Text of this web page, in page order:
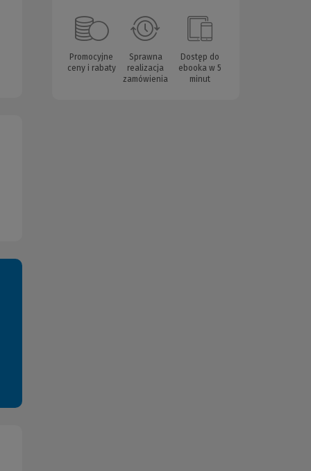
Promocyjne
ceny i rabaty
Sprawna
realizacja
zamówienia
Dostęp do
ebooka w 5
minut